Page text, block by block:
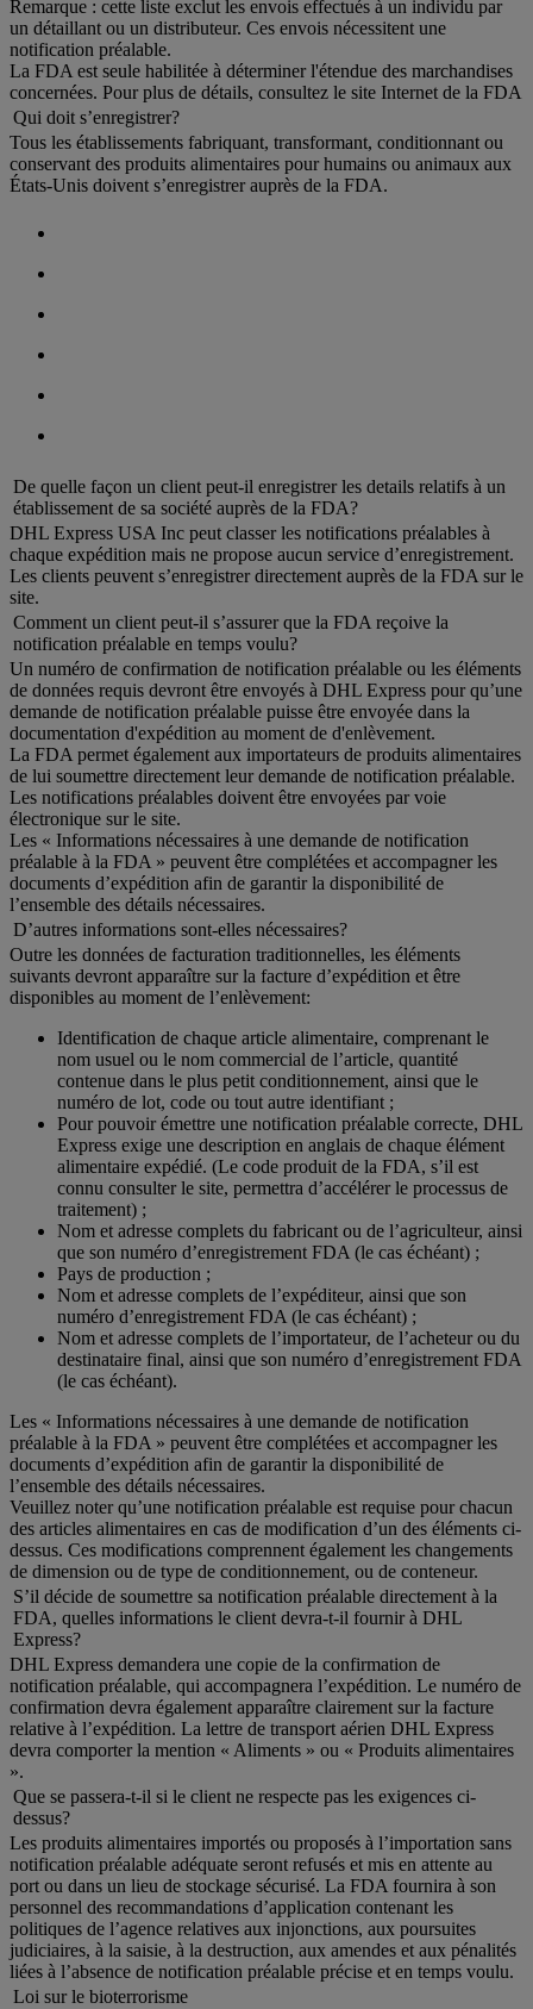
Remarque : cette liste exclut les envois effectués à un individu par
un détaillant ou un distributeur. Ces envois nécessitent une
notification préalable.
La FDA est seule habilitée à déterminer l'étendue des marchandises
concernées. Pour plus de détails, consultez le site Internet de la FDA
Qui doit s’enregistrer?
Tous les établissements fabriquant, transformant, conditionnant ou
conservant des produits alimentaires pour humains ou animaux aux
États-Unis doivent s’enregistrer auprès de la FDA.
De quelle façon un client peut-il enregistrer les details relatifs à un
établissement de sa société auprès de la FDA?
DHL Express USA Inc peut classer les notifications préalables à
chaque expédition mais ne propose aucun service d’enregistrement.
Les clients peuvent s’enregistrer directement auprès de la FDA sur le
site.
Comment un client peut-il s’assurer que la FDA reçoive la
notification préalable en temps voulu?
Un numéro de confirmation de notification préalable ou les éléments
de données requis devront être envoyés à DHL Express pour qu’une
demande de notification préalable puisse être envoyée dans la
documentation d'expédition au moment de d'enlèvement.
La FDA permet également aux importateurs de produits alimentaires
de lui soumettre directement leur demande de notification préalable.
Les notifications préalables doivent être envoyées par voie
électronique sur le site.
Les « Informations nécessaires à une demande de notification
préalable à la FDA » peuvent être complétées et accompagner les
documents d’expédition afin de garantir la disponibilité de
l’ensemble des détails nécessaires.
D’autres informations sont-elles nécessaires?
Outre les données de facturation traditionnelles, les éléments
suivants devront apparaître sur la facture d’expédition et être
disponibles au moment de l’enlèvement:
Identification de chaque article alimentaire, comprenant le
nom usuel ou le nom commercial de l’article, quantité
contenue dans le plus petit conditionnement, ainsi que le
numéro de lot, code ou tout autre identifiant ;
Pour pouvoir émettre une notification préalable correcte, DHL
Express exige une description en anglais de chaque élément
alimentaire expédié. (Le code produit de la FDA, s’il est
connu consulter le site, permettra d’accélérer le processus de
traitement) ;
Nom et adresse complets du fabricant ou de l’agriculteur, ainsi
que son numéro d’enregistrement FDA (le cas échéant) ;
Pays de production ;
Nom et adresse complets de l’expéditeur, ainsi que son
numéro d’enregistrement FDA (le cas échéant) ;
Nom et adresse complets de l’importateur, de l’acheteur ou du
destinataire final, ainsi que son numéro d’enregistrement FDA
(le cas échéant).
Les « Informations nécessaires à une demande de notification
préalable à la FDA » peuvent être complétées et accompagner les
documents d’expédition afin de garantir la disponibilité de
l’ensemble des détails nécessaires.
Veuillez noter qu’une notification préalable est requise pour chacun
des articles alimentaires en cas de modification d’un des éléments ci-
dessus. Ces modifications comprennent également les changements
de dimension ou de type de conditionnement, ou de conteneur.
S’il décide de soumettre sa notification préalable directement à la
FDA, quelles informations le client devra-t-il fournir à DHL
Express?
DHL Express demandera une copie de la confirmation de
notification préalable, qui accompagnera l’expédition. Le numéro de
confirmation devra également apparaître clairement sur la facture
relative à l’expédition. La lettre de transport aérien DHL Express
devra comporter la mention « Aliments » ou « Produits alimentaires
».
Que se passera-t-il si le client ne respecte pas les exigences ci-
dessus?
Les produits alimentaires importés ou proposés à l’importation sans
notification préalable adéquate seront refusés et mis en attente au
port ou dans un lieu de stockage sécurisé. La FDA fournira à son
personnel des recommandations d’application contenant les
politiques de l’agence relatives aux injonctions, aux poursuites
judiciaires, à la saisie, à la destruction, aux amendes et aux pénalités
liées à l’absence de notification préalable précise et en temps voulu.
Loi sur le bioterrorisme